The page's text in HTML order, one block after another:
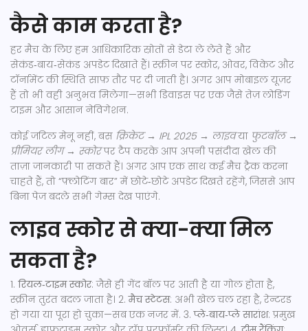
कैसे काम करता है?
हर मैच के लिए हम आधिकारिक स्रोतों से डेटा ले लेते हैं और
सेकंड‑बाय‑सेकंड अपडेट दिखाते हैं। स्क्रीन पर स्कोर, ओवर, विकेट और
टॉर्नामेंट की स्थिति साफ़ तौर पर दी जाती है। अगर आप मोबाइल यूज़र
हैं तो भी वही अनुभव मिलेगा—सभी डिवाइस पर एक जैसे तेज़ लोडिंग
टाइम और आसान नेविगेशन.
कोई जटिल मेनू नहीं, बस क्रिकेट → IPL 2025 → लाइवया फुटबॉल →
प्रीमियर लीग → स्कोरपर टैप करके आप अपनी पसंदीदा खेल की
ताज़ा जानकारी पा सकते हैं। अगर आप एक साथ कई मैच ट्रैक करना
चाहते हैं, तो “फ़्लोटिंग बार” में छोटे‑छोटे अपडेट दिखते रहेंगे, जिससे आप
बिना पेज बदले सभी गेम्स देख पाएंगे.
लाइव स्कोर से क्या-क्या मिल
सकता है?
1. रियल‑टाइम स्कोर: जैसे ही गेंद बॉल पर आती है या गोल होता है,
स्क्रीन तुरंत बदल जाता है। 2.मैच स्टेटस: अभी खेल चल रहा है, रेन्टरड
हो गया या पूरा हो चुका—सब एक नजर में. 3.प्ले‑बाय‑प्ले सारांश: प्रमुख